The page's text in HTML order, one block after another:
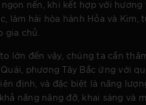
nến, khi kết hợp với hương
làm hài hòa hành Hỏa và Kim,
chủ.
lớn đến vậy, chúng ta cần
phương Tây Bắc ứng với
định, và đặc biệt là năng
năng nâng đỡ, khai sáng và